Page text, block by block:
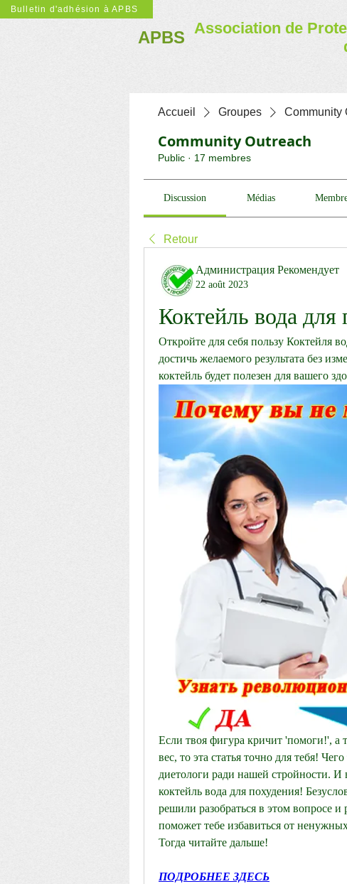
Bulletin d'adhésion à APBS
APBS Association de
Accueil Groupes Community
Community Outreach
Public · 17 membres
Discussion Médias
Retour
Администрация Рекомендует
22 août 2023
Коктейль вода для
Откройте для себя пользу Коктейля
достичь желаемого результата без
коктейль будет полезен для вашего
Если твоя фигура кричит 'помоги!', а
вес, то эта статья точно для тебя!
диетологи ради нашей стройности. И
коктейль вода для похудения!
решили разобраться в этом вопросе и
поможет тебе избавиться от
Тогда читайте дальше!
ПОДРОБНЕЕ ЗДЕСЬ